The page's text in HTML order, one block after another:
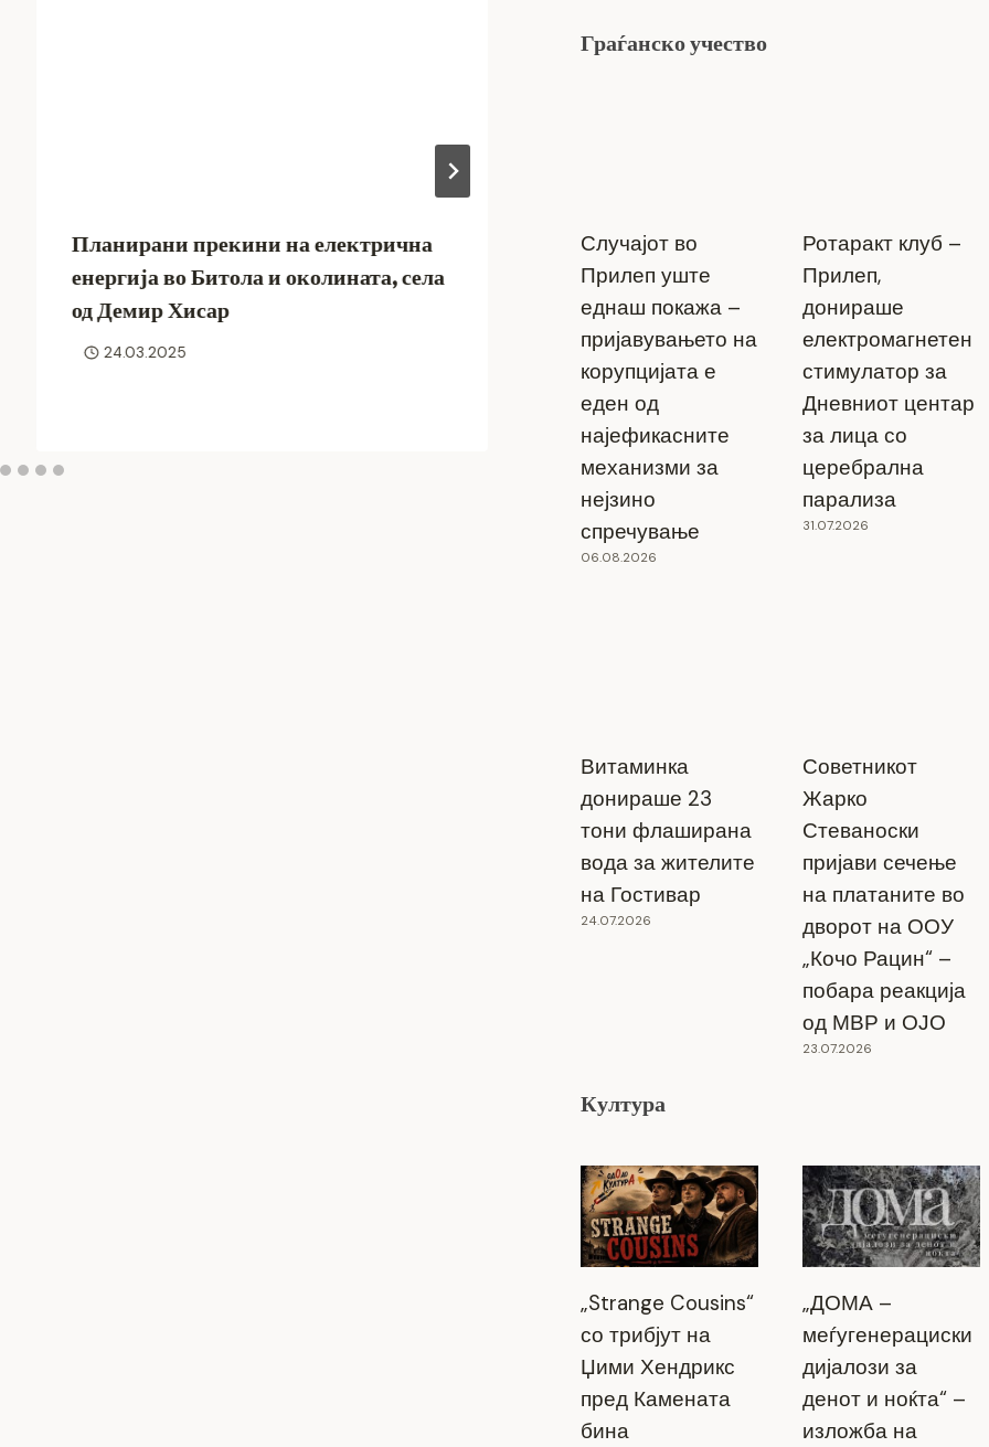
Планирани прекини на електрична
енергија во Битола и околината, села
од Демир Хисар
24.03.2025
Претпазливост покрај реките и
суводолите!
26.01.2026
Граѓанско учество
Случајот во
Прилеп уште
еднаш покажа –
пријавувањето на
корупцијата е
еден од
најефикасните
механизми за
нејзино
спречување
06.08.2026
Ротаракт клуб –
Прилеп,
донираше
електромагнетен
стимулатор за
Дневниот центар
за лица со
церебрална
парализа
31.07.2026
Витаминка
донираше 23
тони флаширана
вода за жителите
на Гостивар
24.07.2026
Советникот
Жарко
Стеваноски
пријави сечење
на платаните во
дворот на ООУ
„Кочо Рацин“ –
побара реакција
од МВР и ОЈО
23.07.2026
Култура
„Strange Cousins“
со трибјут на
Џими Хендрикс
пред Камената
бина
„ДОМА –
меѓугенерациски
дијалози за
денот и ноќта“ –
изложба на